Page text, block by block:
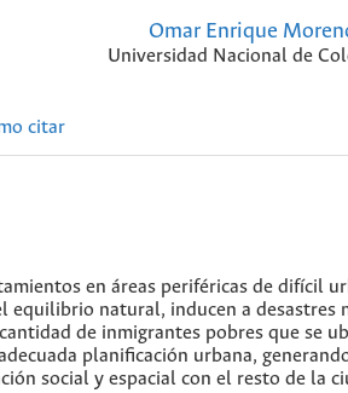
Omar Enrique
Universidad Nacional de
citar
en áreas periféricas de difícil
equilibrio natural, inducen a
de inmigrantes pobres que se
planificación urbana,
social y espacial con el resto de la